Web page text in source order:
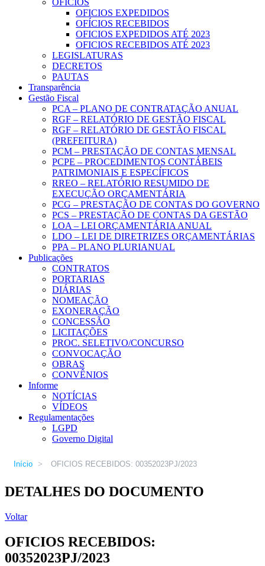
OFICIOS
OFICIOS EXPEDIDOS
OFÍCIOS RECEBIDOS
OFICIOS EXPEDIDOS ATÉ 2023
OFICIOS RECEBIDOS ATÉ 2023
LEGISLATURAS
DECRETOS
PAUTAS
Transparência
Gestão Fiscal
PCA – PLANO DE CONTRATAÇÃO ANUAL
RGF – RELATÓRIO DE GESTÃO FISCAL
RGF – RELATÓRIO DE GESTÃO FISCAL
(PREFEITURA)
PCM – PRESTAÇÃO DE CONTAS MENSAL
PCPE – PROCEDIMENTOS CONTÁBEIS
PATRIMONIAIS E ESPECÍFICOS
RREO – RELATÓRIO RESUMIDO DE
EXECUÇÃO ORÇAMENTÁRIA
PCG – PRESTAÇÃO DE CONTAS DO GOVERNO
PCS – PRESTAÇÃO DE CONTAS DA GESTÃO
LOA – LEI ORÇAMENTÁRIA ANUAL
LDO – LEI DE DIRETRIZES ORÇAMENTÁRIAS
PPA – PLANO PLURIANUAL
Publicações
CONTRATOS
PORTARIAS
DIÁRIAS
NOMEAÇÃO
EXONERAÇÃO
CONCESSÃO
LICITAÇÕES
PROC. SELETIVO/CONCURSO
CONVOCAÇÃO
OBRAS
CONVÊNIOS
Informe
NOTÍCIAS
VÍDEOS
Regulamentações
LGPD
Governo Digital
Início > OFICIOS RECEBIDOS: 00352023PJ/2023
DETALHES DO DOCUMENTO
Voltar
OFICIOS RECEBIDOS:
00352023PJ/2023